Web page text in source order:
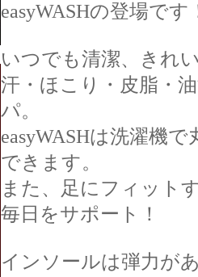
easyWASHの登場です
いつでも清潔、きれ
汗・ほこり・皮脂・
パ。
easyWASHは洗濯機
できます。
また、足にフィット
毎日をサポート！
インソールは弾力が